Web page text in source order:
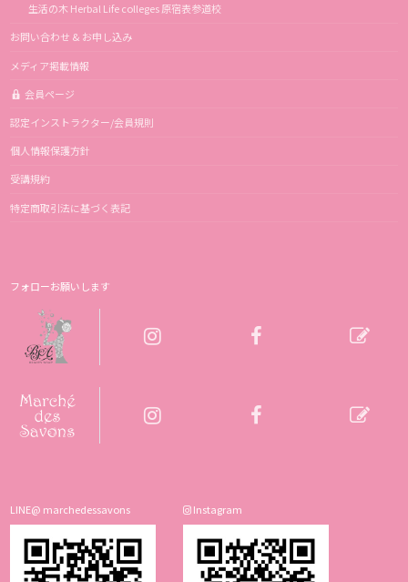
生活の木 Herbal Life colleges 原宿表参道校
お問い合わせ & お申し込み
メディア掲載情報
会員ページ
認定インストラクター/会員規則
個人情報保護方針
受講規約
特定商取引法に基づく表記
フォローお願いします
LINE@ marchedessavons Instagram